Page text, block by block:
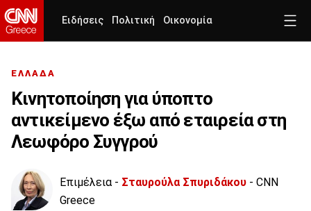
Ειδήσεις Πολιτική Οικονομία
ΕΛΛΑΔΑ
Κινητοποίηση για ύποπτο
αντικείμενο έξω από εταιρεία στη
Λεωφόρο Συγγρού
Επιμέλεια - Σταυρούλα Σπυριδάκου - CNN
Greece